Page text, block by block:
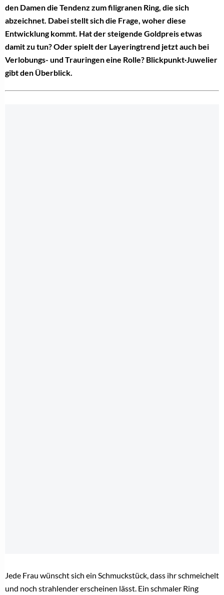
den Damen die Tendenz zum filigranen Ring, die sich
abzeichnet. Dabei stellt sich die Frage, woher diese
Entwicklung kommt. Hat der steigende Goldpreis etwas
damit zu tun? Oder spielt der Layeringtrend jetzt auch bei
Verlobungs- und Trauringen eine Rolle? Blickpunkt·Juwelier
gibt den Überblick.
Jetzt kostenlos registrieren und sofort den Artikel
kostenfrei lesen!